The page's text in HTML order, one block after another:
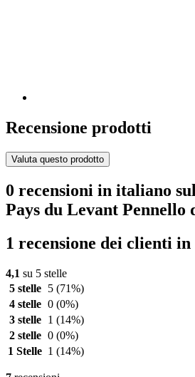
Recensione prodotti
Valuta questo prodotto
0 recensioni in italiano
Pays du Levant Pennello
1 recensione dei clienti
4,1 su 5 stelle
5 stelle
5 (71%)
4 stelle 0 (0%)
3 stelle
1 (14%)
2 stelle 0 (0%)
1 Stelle 1 (14%)